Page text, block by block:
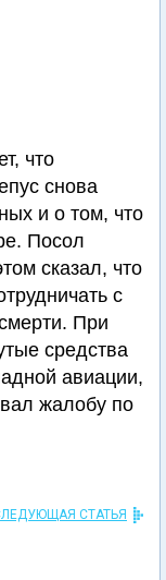
что
снова
и о том, что
Посол
сказал, что
с
При
средства
авиации,
жалобу по
СТАТЬЯ